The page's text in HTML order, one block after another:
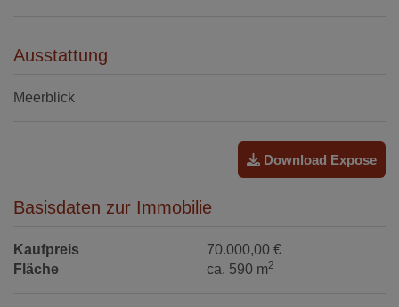
Ausstattung
Meerblick
Download Expose
Basisdaten zur Immobilie
Kaufpreis
70.000,00 €
Fläche
ca. 590 m2